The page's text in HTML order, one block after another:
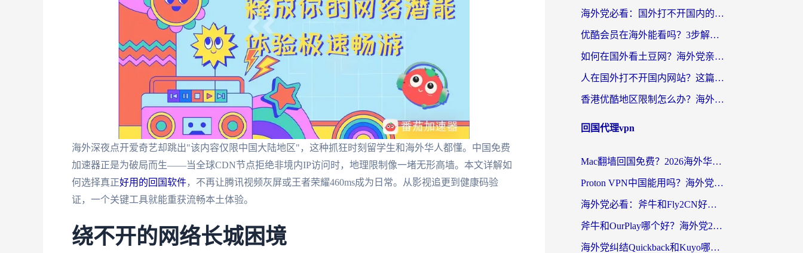
海外深夜点开爱奇艺却跳出"该内容仅限中国大陆地区"，这种抓狂时刻留学生和海外华人都懂。中国免费
加速器正是为破局而生——当全球CDN节点拒绝非境内IP访问时，地理限制像一堵无形高墙。本文详解如
何选择真正好用的回国软件，不再让腾讯视频灰屏或王者荣耀460ms成为日常。从影视追更到健康码验
证，一个关键工具就能重获流畅本土体验。
绕不开的网络长城困境
海外党必看：国外打不开国内的app怎么办？3步解决你的乡愁
优酷会员在海外能看吗？3步解决海外追剧难题，附实测好用加速器推荐
如何在国外看土豆网？海外党亲测有效的追剧加速器选择指南
人在国外打不开国内网站？这篇攻略帮你无缝解锁国内资源（附交管12123使用技巧）
香港优酷地区限制怎么办？海外党亲测有效的追剧解决方案
回国代理vpn
Mac翻墙回国免费？2026海外华人亲测：从CCTV5直播到国内APP，这样选加速器才靠谱
Proton VPN中国能用吗？海外党选回国加速器的避坑指南（附番茄加速器实测）
海外党必看：斧牛和Fly2CN好用吗？3招教你选对回国加速器（附免费试用攻略）
斧牛和OurPlay哪个好？海外党2026亲测：选对加速器，国内资源秒加载
海外党纠结Quickback和Kuyo哪个好？选对回国加速器才能无缝刷国内资源